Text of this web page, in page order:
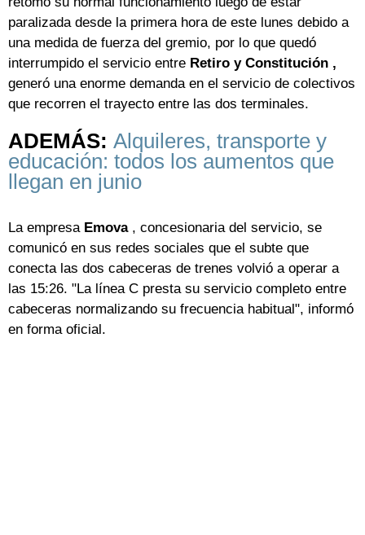
paralizada desde la primera hora de este lunes debido a
una medida de fuerza del gremio, por lo que quedó
interrumpido el servicio entre Retiro y Constitución ,
generó una enorme demanda en el servicio de colectivos
que recorren el trayecto entre las dos terminales.
ADEMÁS: Alquileres, transporte y
educación: todos los aumentos que
llegan en junio
La empresa Emova, concesionaria del servicio, se
comunicó en sus redes sociales que el subte que
conecta las dos cabeceras de trenes volvió a operar a
las 15:26. "La línea C presta su servicio completo entre
cabeceras normalizando su frecuencia habitual", informó
en forma oficial.